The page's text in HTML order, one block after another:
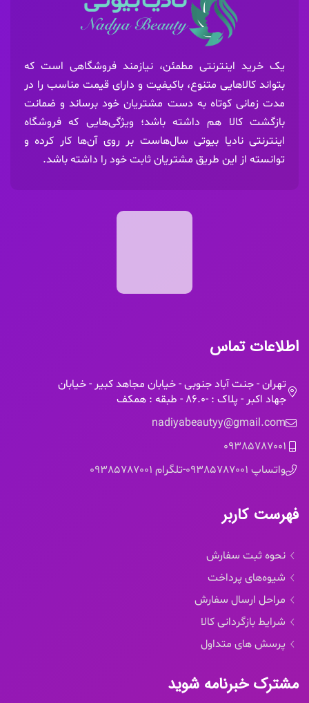
یک خرید اینترنتی مطمئن، نیازمند فروشگاهی است که
بتواند کالاهایی متنوع، باکیفیت و دارای قیمت مناسب را در
مدت زمانی کوتاه به دست مشتریان خود برساند و ضمانت
بازگشت کالا هم داشته باشد؛ ویژگی‌هایی که فروشگاه
اینترنتی نادیا بیوتی سال‌هاست بر روی آن‌ها کار کرده و
توانسته از این طریق مشتریان ثابت خود را داشته باشد.
اطلاعات تماس
تهران - جنت آباد جنوبی - خیابان مجاهد کبیر - خیابان
جهاد اکبر - پلاک : -86.0 - طبقه : همکف
nadiyabeautyy@gmail.com
09385787001
واتساپ 09385787001
-تلگرام 09385787001
فهرست کاربر
نحوه ثبت سفارش
شیوه‌های پرداخت
مراحل ارسال سفارش
شرایط بازگردانی کالا
پرسش های متداول
مشترک خبرنامه شوید